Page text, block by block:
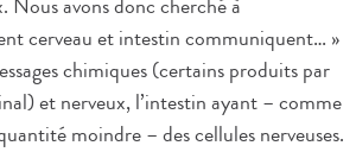
Nous avons donc cherché à
cerveau et intestin communiquent… »
chimiques (certains produits par
et nerveux, l’intestin ayant – comme
moindre – des cellules nerveuses.